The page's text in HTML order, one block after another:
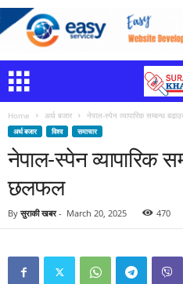
Home अर्थ बजार नेपाल-स्पेन व्यापारिक सम्बन्ध
अर्थ बजार विश्व समाचार
नेपाल-स्पेन व्यापारिक
छलफल
By सुराकी खबर- March 20, 2025 470